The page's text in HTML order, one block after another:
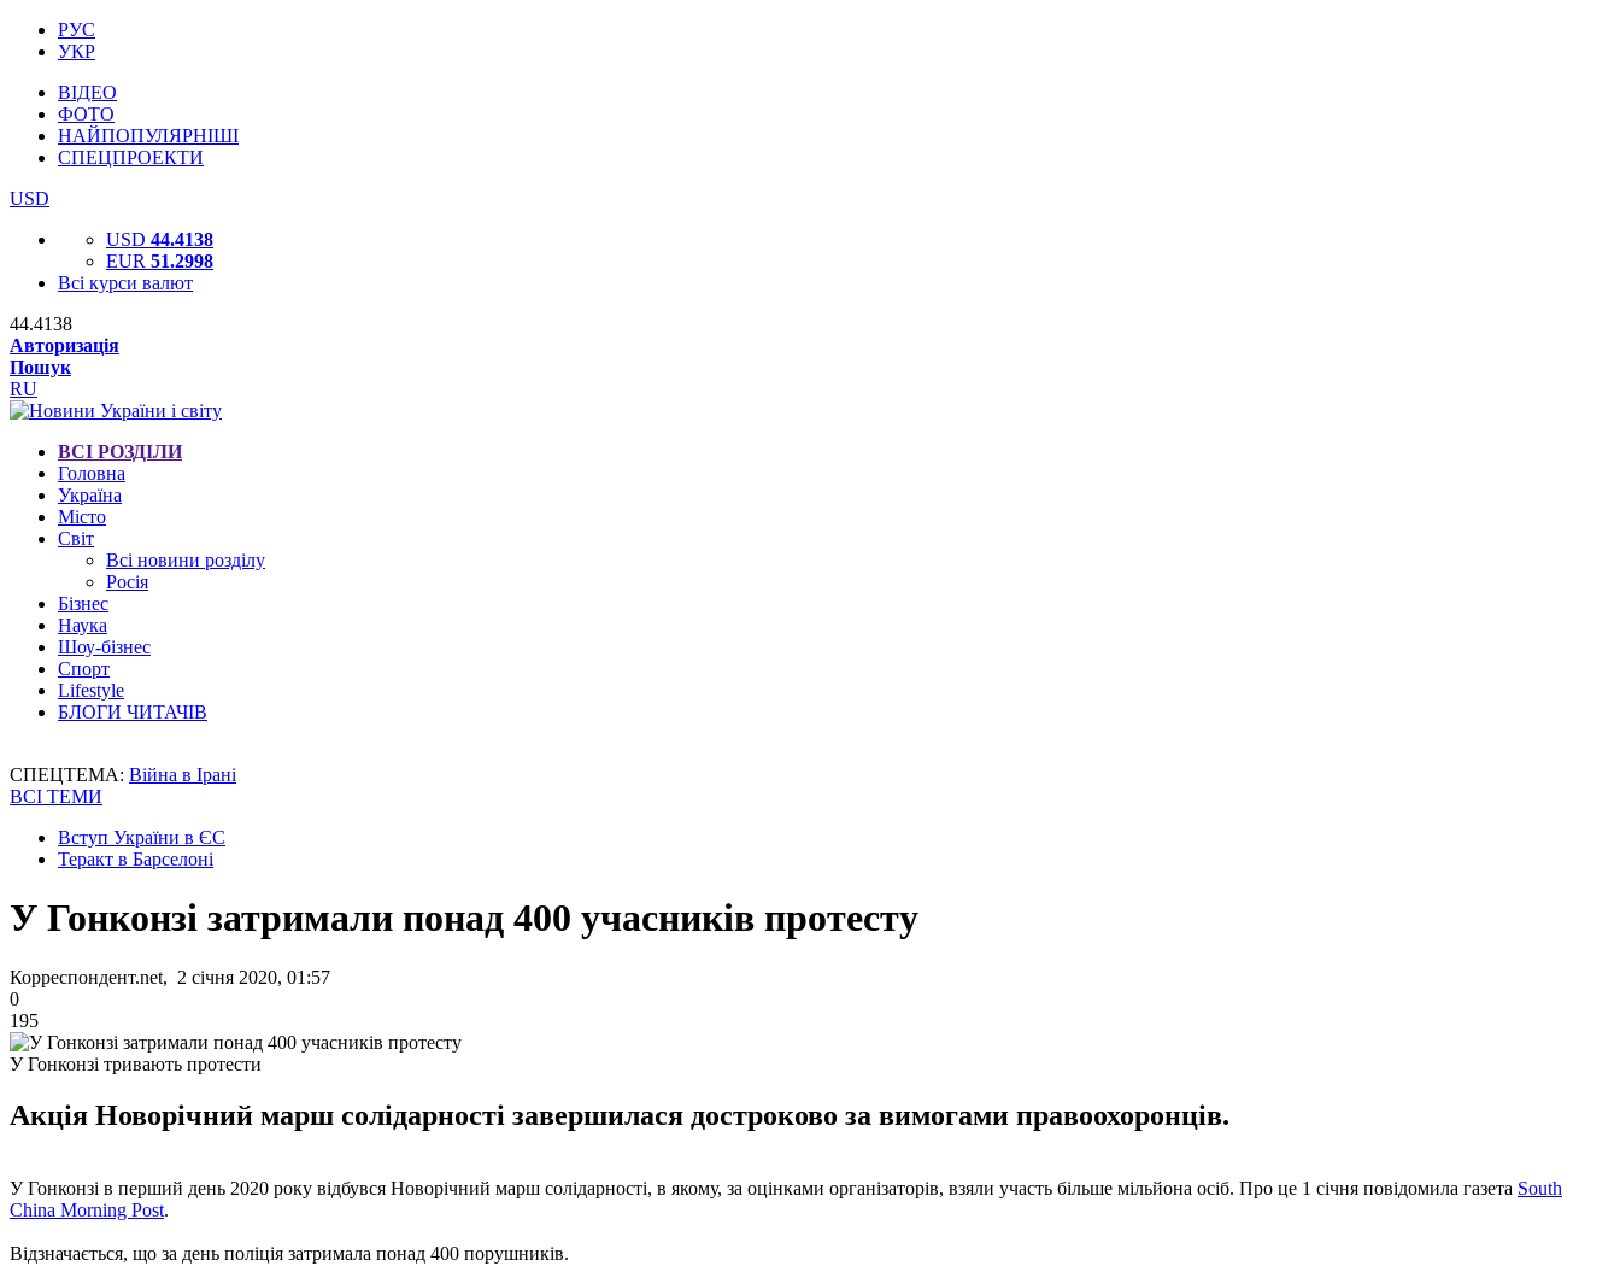
РУС
УКР
ВІДЕО
ФОТО
НАЙПОПУЛЯРНІШІ
СПЕЦПРОЕКТИ
USD
USD 44.4138
EUR 51.2998
Всі курси валют
44.4138
Авторизація
Пошук
RU
ВСІ РОЗДІЛИ
Головна
Україна
Місто
Світ
Всі новини розділу
Росія
Бізнес
Наука
Шоу-бізнес
Спорт
Lifestyle
БЛОГИ ЧИТАЧІВ
СПЕЦТЕМА: Війна в Ірані
ВСІ ТЕМИ
Вступ України в ЄС
Теракт в Барселоні
У Гонконзі затримали понад 400 учасників протесту
Корреспондент.net, 2 січня 2020, 01:57
0
195
У Гонконзі тривають протести
Акція Новорічний марш солідарності завершилася достроково за вимогами правоохоронців.
У Гонконзі в перший день 2020 року відбувся Новорічний марш солідарності, в якому, за оцінками організаторів, взяли участь більше мільйона осіб. Про це 1 січня повідомила газета South
China Morning Post.
Відзначається, що за день поліція затримала понад 400 порушників.